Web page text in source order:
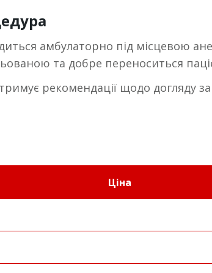
амбулаторно під місцевою
та добре переноситься
рекомендації щодо догляду
Ціна